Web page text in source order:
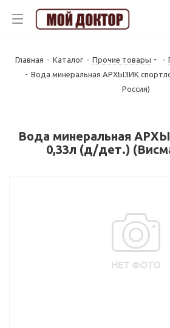
Главная - Каталог - Прочие товары -
- Вода минеральная АРХЫЗИК
Россия)
Вода минеральная
0,33л (д/дет.)